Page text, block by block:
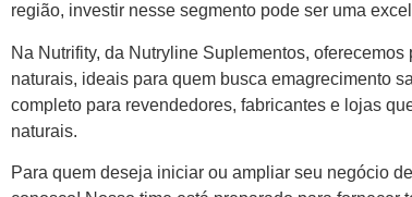
região, investir nesse segmento pode ser uma
Na Nutrifity, da Nutryline Suplementos,
naturais, ideais para quem busca emagrecimento
completo para revendedores, fabricantes e lojas
naturais.
Para quem deseja iniciar ou ampliar seu negócio